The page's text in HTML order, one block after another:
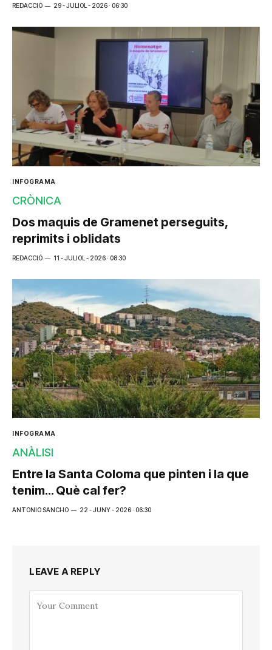
REDACCIÓ 29 - JULIOL - 2026 · 06:30
INFOGRAMA
CRÒNICA
Dos maquis de Gramenet perseguits,
reprimits i oblidats
REDACCIÓ 11 - JULIOL - 2026 · 08:30
INFOGRAMA
ANÀLISI
Entre la Santa Coloma que pinten i la que
tenim… Què cal fer?
ANTONIO SANCHO 22 - JUNY - 2026 · 06:30
LEAVE A REPLY